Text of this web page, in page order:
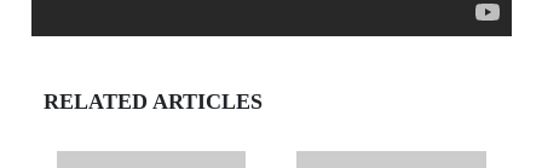
RELATED ARTICLES